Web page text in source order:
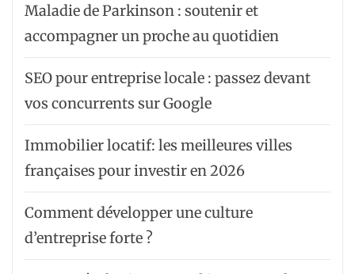
Maladie de Parkinson : soutenir et
accompagner un proche au quotidien
SEO pour entreprise locale : passez devant
vos concurrents sur Google
Immobilier locatif: les meilleures villes
françaises pour investir en 2026
Comment développer une culture
d’entreprise forte ?